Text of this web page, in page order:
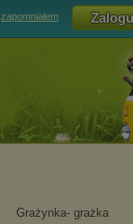
zapomniałem
Grażynka- grażka